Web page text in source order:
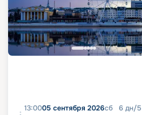
13:0005 сентября 2026сб 6 дн/5